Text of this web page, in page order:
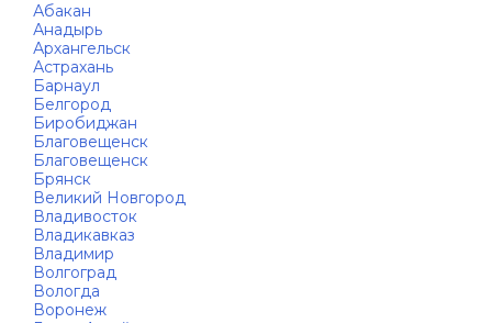
Абакан
Анадырь
Архангельск
Астрахань
Барнаул
Белгород
Биробиджан
Благовещенск
Благовещенск
Брянск
Великий Новгород
Владивосток
Владикавказ
Владимир
Волгоград
Вологда
Воронеж